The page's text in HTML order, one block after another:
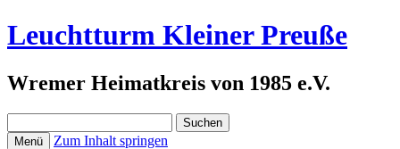
Leuchtturm Kleiner Preuße
Wremer Heimatkreis von 1985 e.V.
nach:
Menü Zum Inhalt springen